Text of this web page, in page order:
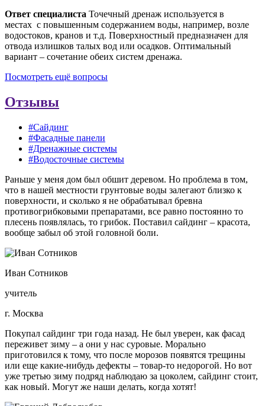
Ответ специалиста Точечный дренаж используется в
местах с повышенным содержанием воды, например, возле
водостоков, кранов и т.д. Поверхностный предназначен для
отвода излишков талых вод или осадков. Оптимальный
вариант – сочетание обеих систем дренажа.
Посмотреть ещё вопросы
Отзывы
#Сайдинг
#Фасадные панели
#Дренажные системы
#Водосточные системы
Раньше у меня дом был обшит деревом. Но проблема в том,
что в нашей местности грунтовые воды залегают близко к
поверхности, и сколько я не обрабатывал бревна
противогрибковыми препаратами, все равно постоянно то
плесень появлялась, то грибок. Поставил сайдинг – красота,
вообще забыл об этой головной боли.
Иван Сотников
учитель
г. Москва
Покупал сайдинг три года назад. Не был уверен, как фасад
переживет зиму – а они у нас суровые. Морально
приготовился к тому, что после морозов появятся трещины
или еще какие-нибудь дефекты – товар-то недорогой. Но вот
уже третью зиму подряд наблюдаю за цоколем, сайдинг стоит,
как новый. Могут же наши делать, когда хотят!